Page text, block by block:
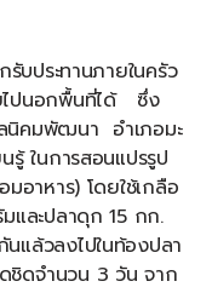
ระทานภายในครัว
ไปนอกพื้นที่ได้ ซึ่ง
นิคมพัฒนา อำเภอมะ
ในการสอนแปรรูป
อาหาร) โดยใช้เกลือ
และปลาดุก 15 กก.
แล้วลงไปในท้องปลา
ดจำนวน 3 วัน จาก